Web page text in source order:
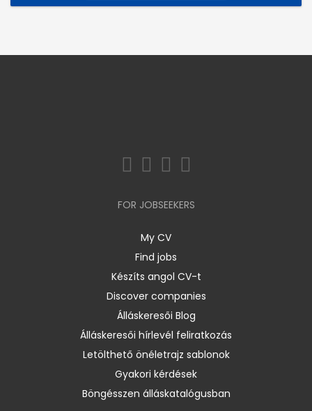
FOR JOBSEEKERS
My CV
Find jobs
Készíts angol CV-t
Discover companies
Álláskeresői Blog
Álláskeresői hírlevél feliratkozás
Letölthető önéletrajz sablonok
Gyakori kérdések
Böngésszen álláskatalógusban